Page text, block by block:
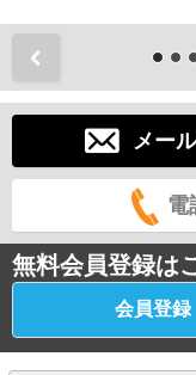
メー
電
無料会員登録は
会員登録